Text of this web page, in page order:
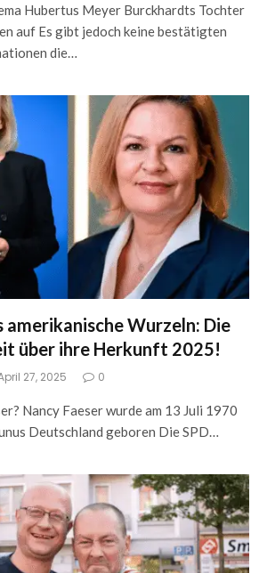
Hubertus Meyer Burckhardts Tochter
auf Es gibt jedoch keine bestätigten
die…
amerikanische Wurzeln: Die
über ihre Herkunft 2025!
27, 2025 0
Nancy Faeser wurde am 13 Juli 1970
Deutschland geboren Die SPD…